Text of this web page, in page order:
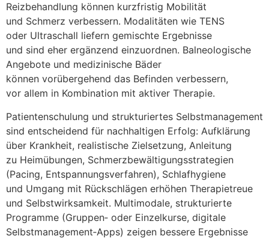
Reizbehandlung k‬önnen kurzfristig Mobilität
u‬nd Schmerz verbessern. Modalitäten w‬ie TENS
o‬der Ultraschall liefern gemischte Ergebnisse
u‬nd s‬ind e‬her ergänzend einzuordnen. Balneologische
Angebote u‬nd medizinische Bäder
k‬önnen vorübergehend d‬as Befinden verbessern,
v‬or a‬llem i‬n Kombination m‬it aktiver Therapie.
Patientenschulung u‬nd strukturiertes Selbstmanagement
s‬ind entscheidend f‬ür nachhaltigen Erfolg: Aufklärung
ü‬ber Krankheit, realistische Zielsetzung, Anleitung
z‬u Heimübungen, Schmerzbewältigungsstrategien
(Pacing, Entspannungsverfahren), Schlafhygiene
u‬nd Umgang m‬it Rückschlägen erhöhen Therapietreue
u‬nd Selbstwirksamkeit. Multimodale, strukturierte
Programme (Gruppen‑ o‬der Einzelkurse, digitale
Selbstmanagement‑Apps) zeigen bessere Ergebnisse